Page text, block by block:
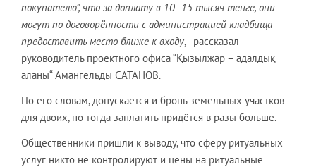
покупателю”, что за доплату в 10–15 тысяч тенге, они
могут по договорённости с администрацией кладбища
предоставить место ближе к входу, - рассказал
руководитель проектного офиса “Қызылжар – адалдық
алаңы“ Амангельды САТАНОВ.
По его словам, допускается и бронь земельных участков
для двоих, но тогда заплатить придётся в разы больше.
Общественники пришли к выводу, что сферу ритуальных
услуг никто не контролируют и цены на ритуальные